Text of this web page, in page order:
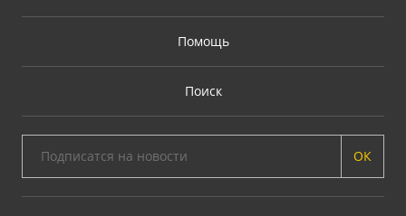
Помощь
Поиск
ОК